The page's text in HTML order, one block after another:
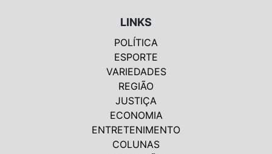
LINKS
POLÍTICA
ESPORTE
VARIEDADES
REGIÃO
JUSTIÇA
ECONOMIA
ENTRETENIMENTO
COLUNAS